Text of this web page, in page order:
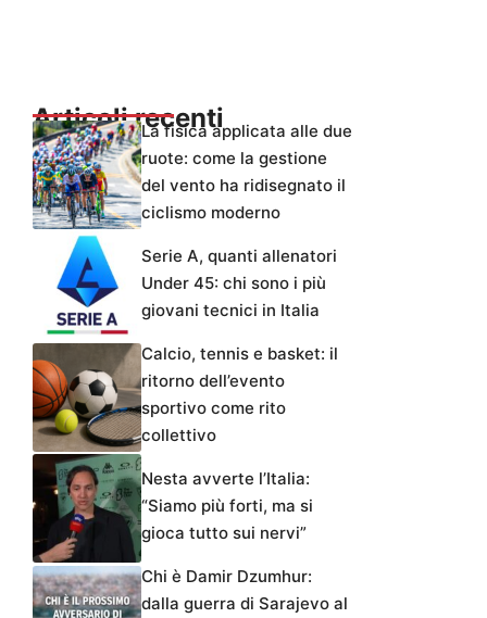
Articoli recentiLa fisica applicata alle due
ruote: come la gestione
del vento ha ridisegnato il
ciclismo moderno
Serie A, quanti allenatori
Under 45: chi sono i più
giovani tecnici in Italia
Calcio, tennis e basket: il
ritorno dell’evento
sportivo come rito
collettivo
Nesta avverte l’Italia:
“Siamo più forti, ma si
gioca tutto sui nervi”
Chi è Damir Dzumhur:
dalla guerra di Sarajevo al